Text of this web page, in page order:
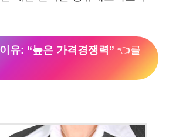
유: “높은 가격경쟁력” 👈클